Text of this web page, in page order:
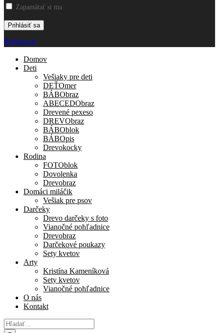
Zapamätať si ma
Registrovať
Domov
Deti
Vešiaky pre deti
DEŤOmer
BÁBObraz
ABECEDObraz
Drevené pexeso
DREVObraz
BÁBOblok
BÁBOpis
Drevokocky
Rodina
FOTOblok
Dovolenka
Drevobraz
Domáci miláčik
Vešiak pre psov
Darčeky
Drevo darčeky s foto
Vianočné pohľadnice
Drevobraz
Darčekové poukazy
Sety kvetov
Arty
Kristína Kameníková
Sety kvetov
Vianočné pohľadnice
O nás
Kontakt
Hľadať: